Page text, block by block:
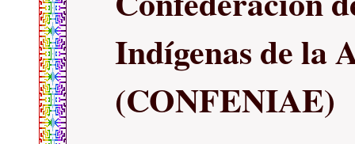
Indígenas de la
(CONFENIAE)